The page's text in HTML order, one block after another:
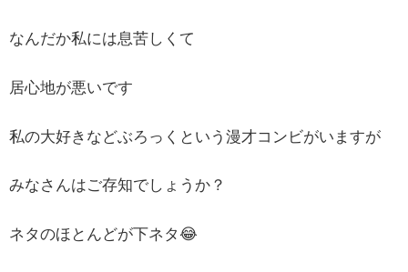
なんだか私には息苦しくて
居心地が悪いです
私の大好きなどぶろっくという漫才コンビがいますが
みなさんはご存知でしょうか？
ネタのほとんどが下ネタ😂